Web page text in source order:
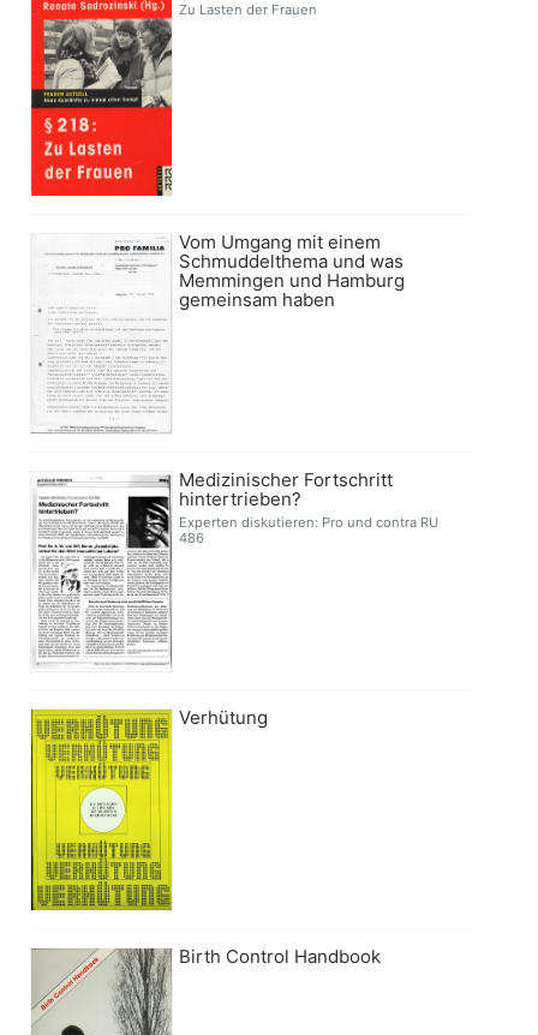
Zu Lasten der Frauen
Vom Umgang mit einem
Schmuddelthema und was
Memmingen und Hamburg
gemeinsam haben
Medizinischer Fortschritt
hintertrieben?
Experten diskutieren: Pro und contra RU
486
Verhütung
Birth Control Handbook